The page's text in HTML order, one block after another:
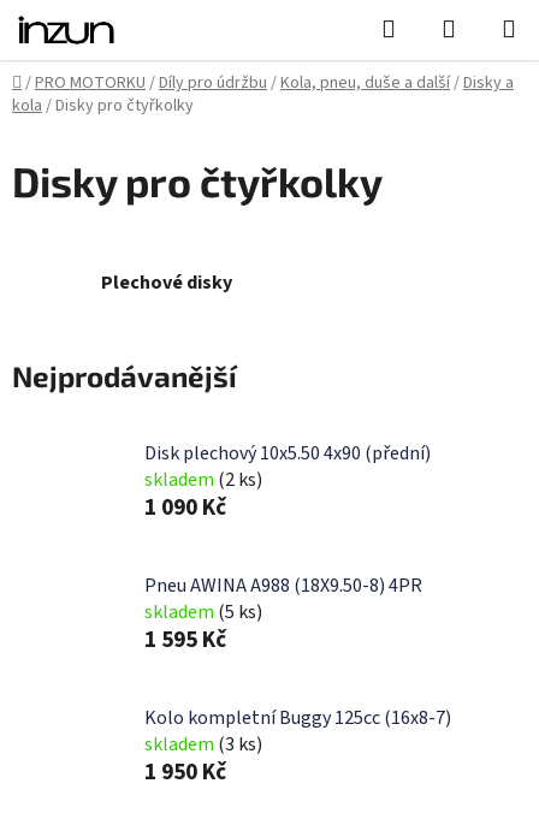
Přejít
obsah
Hledat
KOŠÍK
Domů
/PRO MOTORKU/Díly pro údržbu/Kola, pneu, duše a další/Disky a
kola/Disky pro čtyřkolky
Disky pro čtyřkolky
Plechové disky
Nejprodávanější
Disk plechový 10x5.50 4x90 (přední)
skladem (2 ks)
1 090 Kč
Pneu AWINA A988 (18X9.50-8) 4PR
skladem (5 ks)
1 595 Kč
Kolo kompletní Buggy 125cc (16x8-7)
skladem (3 ks)
1 950 Kč